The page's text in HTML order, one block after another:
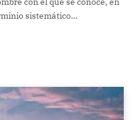
sistemático…